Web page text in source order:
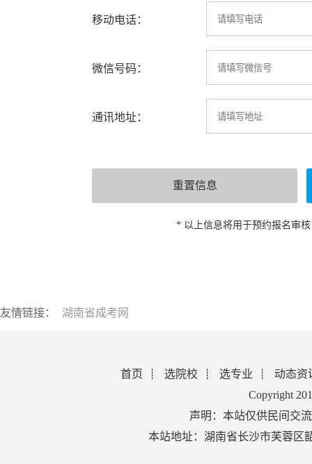
移动电话：
微信号码：
通讯地址：
* 以上信息将用于预约报名审
友情链接： 湖南省成考网
首页 选院校 选专业
动态资
Copyright
声明：本站仅供民间交
本站地址：湖南省长沙市芙蓉区